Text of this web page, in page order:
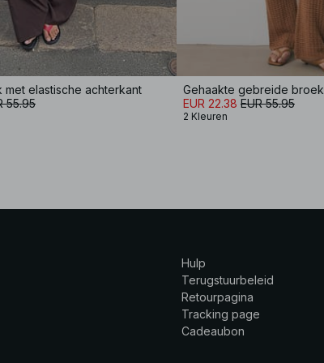
met elastische achterkant
55.95
Gehaakte gebreide broek
EUR 22.38 EUR 55.95
2 Kleuren
Hulp
Terugstuurbeleid
Retourpagina
Tracking page
Cadeaubon